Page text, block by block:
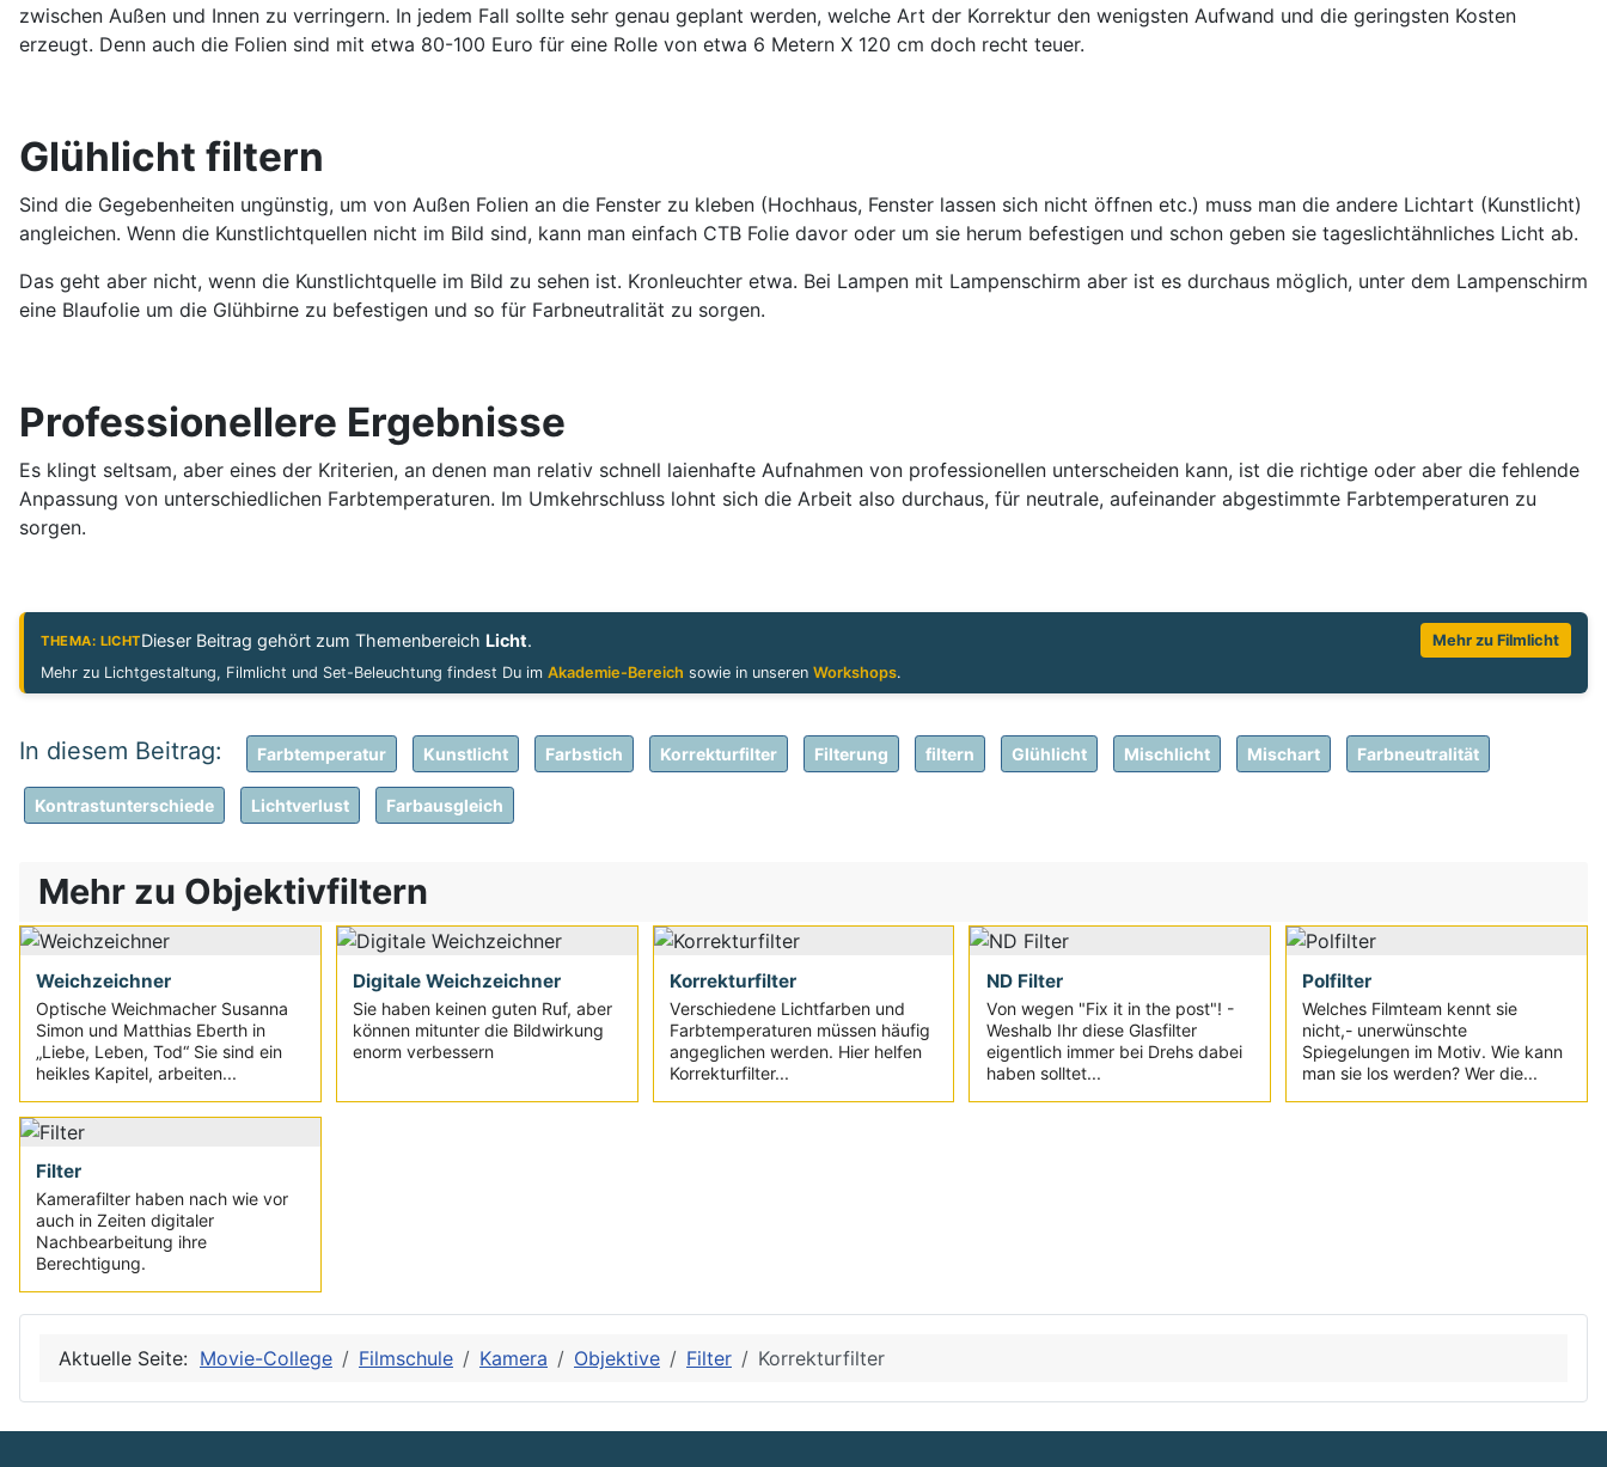
zwischen Außen und Innen zu verringern. In jedem Fall sollte sehr genau geplant werden, welche Art der Korrektur den wenigsten Aufwand und die geringsten Kosten
erzeugt. Denn auch die Folien sind mit etwa 80-100 Euro für eine Rolle von etwa 6 Metern X 120 cm doch recht teuer.
Glühlicht filtern
Sind die Gegebenheiten ungünstig, um von Außen Folien an die Fenster zu kleben (Hochhaus, Fenster lassen sich nicht öffnen etc.) muss man die andere Lichtart (Kunstlicht)
angleichen. Wenn die Kunstlichtquellen nicht im Bild sind, kann man einfach CTB Folie davor oder um sie herum befestigen und schon geben sie tageslichtähnliches Licht ab.
Das geht aber nicht, wenn die Kunstlichtquelle im Bild zu sehen ist. Kronleuchter etwa. Bei Lampen mit Lampenschirm aber ist es durchaus möglich, unter dem Lampenschirm
eine Blaufolie um die Glühbirne zu befestigen und so für Farbneutralität zu sorgen.
Professionellere Ergebnisse
Es klingt seltsam, aber eines der Kriterien, an denen man relativ schnell laienhafte Aufnahmen von professionellen unterscheiden kann, ist die richtige oder aber die fehlende
Anpassung von unterschiedlichen Farbtemperaturen. Im Umkehrschluss lohnt sich die Arbeit also durchaus, für neutrale, aufeinander abgestimmte Farbtemperaturen zu
sorgen.
THEMA: LICHTDieser Beitrag gehört zum Themenbereich Licht.
Mehr zu Filmlicht
Mehr zu Lichtgestaltung, Filmlicht und Set-Beleuchtung findest Du imAkademie-Bereich sowie in unserenWorkshops.
Farbtemperatur Kunstlicht Farbstich Korrekturfilter Filterung filtern Glühlicht Mischlicht Mischart Farbneutralität
Kontrastunterschiede Lichtverlust Farbausgleich
Mehr zu Objektivfiltern
Weichzeichner
Optische Weichmacher Susanna
Simon und Matthias Eberth in
„Liebe, Leben, Tod“ Sie sind ein
heikles Kapitel, arbeiten...
Digitale Weichzeichner
Sie haben keinen guten Ruf, aber
können mitunter die Bildwirkung
enorm verbessern
Korrekturfilter
Verschiedene Lichtfarben und
Farbtemperaturen müssen häufig
angeglichen werden. Hier helfen
Korrekturfilter...
ND Filter
Von wegen "Fix it in the post"! -
Weshalb Ihr diese Glasfilter
eigentlich immer bei Drehs dabei
haben solltet...
Polfilter
Welches Filmteam kennt sie
nicht,- unerwünschte
Spiegelungen im Motiv. Wie kann
man sie los werden? Wer die...
Filter
Kamerafilter haben nach wie vor
auch in Zeiten digitaler
Nachbearbeitung ihre
Berechtigung.
Aktuelle Seite: Movie-College Filmschule Kamera Objektive Filter Korrekturfilter